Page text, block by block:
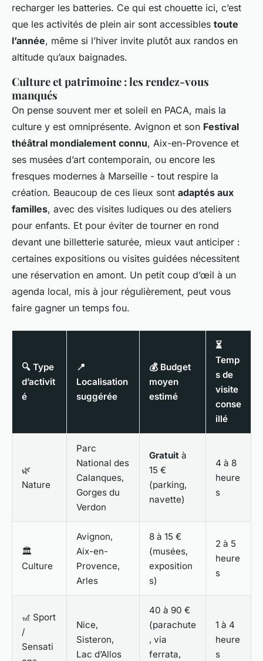
recharger les batteries. Ce qui est chouette ici, c’est
que les activités de plein air sont accessibles toute
l’année, même si l’hiver invite plutôt aux randos en
altitude qu’aux baignades.
Culture et patrimoine : les rendez-vous
manqués
On pense souvent mer et soleil en PACA, mais la
culture y est omniprésente. Avignon et son Festival
théâtral mondialement connu, Aix-en-Provence et
ses musées d’art contemporain, ou encore les
fresques modernes à Marseille - tout respire la
création. Beaucoup de ces lieux sont adaptés aux
familles, avec des visites ludiques ou des ateliers
pour enfants. Et pour éviter de tourner en rond
devant une billetterie saturée, mieux vaut anticiper :
certaines expositions ou visites guidées nécessitent
une réservation en amont. Un petit coup d’œil à un
agenda local, mis à jour régulièrement, peut vous
faire gagner un temps fou.
🔍 Type
d’activit
é
📍
Localisation
suggérée
💰 Budget
moyen
estimé
⏳
Temp
s de
visite
conse
illé
🌿
Nature
Parc
National des
Calanques,
Gorges du
Verdon
Gratuit à
15 €
(parking,
navette)
4 à 8
heure
s
🏛️
Culture
Avignon,
Aix-en-
Provence,
Arles
8 à 15 €
(musées,
exposition
s)
2 à 5
heure
s
🎢 Sport
/
Sensati
Nice,
Sisteron,
Lac d’Allos
40 à 90 €
(parachute
, via
ferrata,
1 à 4
heure
s